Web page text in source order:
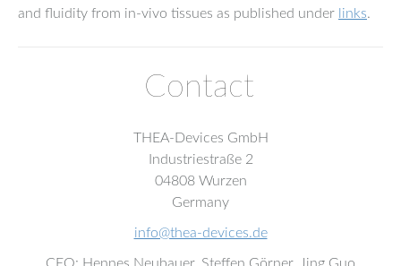
and fluidity from in-vivo tissues as published under links.
Contact
THEA-Devices GmbH
Industriestraße 2
04808 Wurzen
Germany
info@thea-devices.de